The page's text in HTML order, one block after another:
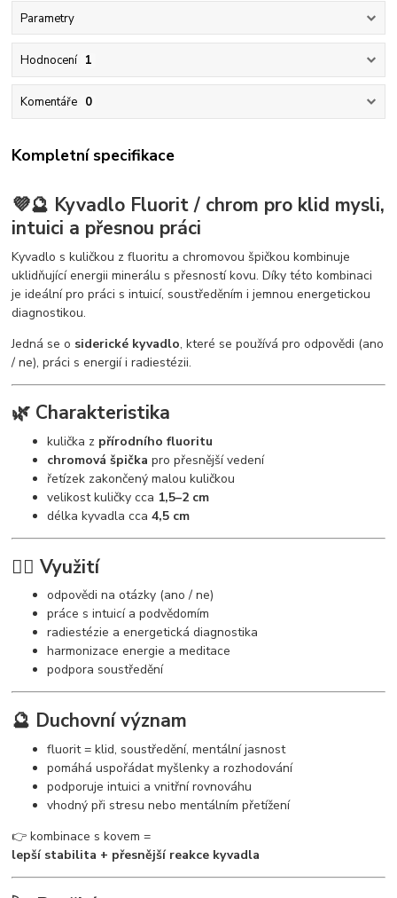
Parametry
Hodnocení 1
Komentáře 0
Kompletní specifikace
💜🔮 Kyvadlo Fluorit / chrom pro klid mysli,
intuici a přesnou práci
Kyvadlo s kuličkou z fluoritu a chromovou špičkou kombinuje
uklidňující energii minerálu s přesností kovu. Díky této kombinaci
je ideální pro práci s intuicí, soustředěním i jemnou energetickou
diagnostikou.
Jedná se o siderické kyvadlo, které se používá pro odpovědi (ano
/ ne), práci s energií i radiestézii.
🌿 Charakteristika
kulička z přírodního fluoritu
chromová špička pro přesnější vedení
řetízek zakončený malou kuličkou
velikost kuličky cca 1,5–2 cm
délka kyvadla cca4,5 cm
🧘‍♀️ Využití
odpovědi na otázky (ano / ne)
práce s intuicí a podvědomím
radiestézie a energetická diagnostika
harmonizace energie a meditace
podpora soustředění
🔮 Duchovní význam
fluorit = klid, soustředění, mentální jasnost
pomáhá uspořádat myšlenky a rozhodování
podporuje intuici a vnitřní rovnováhu
vhodný při stresu nebo mentálním přetížení
👉 kombinace s kovem =
lepší stabilita + přesnější reakce kyvadla